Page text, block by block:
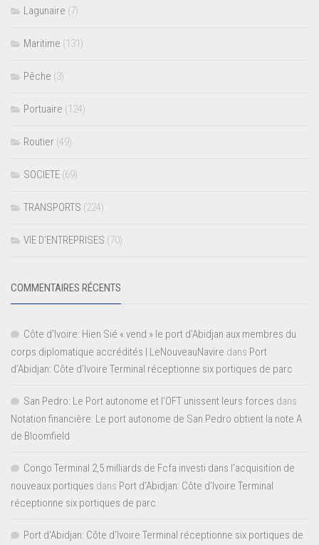
Lagunaire (7)
Maritime (131)
Pêche (3)
Portuaire (124)
Routier (49)
SOCIETE (69)
TRANSPORTS (224)
VIE D’ENTREPRISES (70)
COMMENTAIRES RÉCENTS
Côte d'Ivoire: Hien Sié « vend » le port d'Abidjan aux membres du
corps diplomatique accrédités | LeNouveauNavire dans Port
d’Abidjan: Côte d’Ivoire Terminal réceptionne six portiques de parc
San Pedro: Le Port autonome et l’OFT unissent leurs forces dans
Notation financière: Le port autonome de San Pedro obtient la note A
de Bloomfield
Congo Terminal 2,5 milliards de Fcfa investi dans l’acquisition de
nouveaux portiques dans Port d’Abidjan: Côte d’Ivoire Terminal
réceptionne six portiques de parc
Port d'Abidjan: Côte d’Ivoire Terminal réceptionne six portiques de